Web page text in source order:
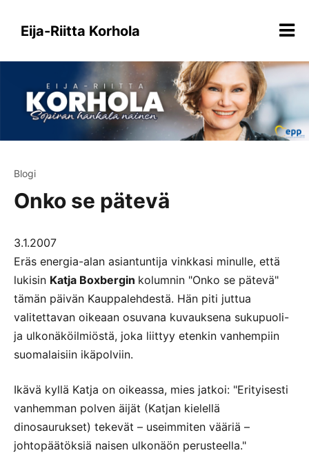
sisältöönEija-Riitta Korhola
Blogi
Onko se pätevä
3.1.2007
Eräs energia-alan asiantuntija vinkkasi minulle, että
lukisin Katja Boxbergin kolumnin "Onko se pätevä"
tämän päivän Kauppalehdestä. Hän piti juttua
valitettavan oikeaan osuvana kuvauksena sukupuoli-
ja ulkonäköilmiöstä, joka liittyy etenkin vanhempiin
suomalaisiin ikäpolviin.
Ikävä kyllä Katja on oikeassa, mies jatkoi: "Erityisesti
vanhemman polven äijät (Katjan kielellä
dinosaurukset) tekevät – useimmiten vääriä –
johtopäätöksiä naisen ulkonäön perusteella."